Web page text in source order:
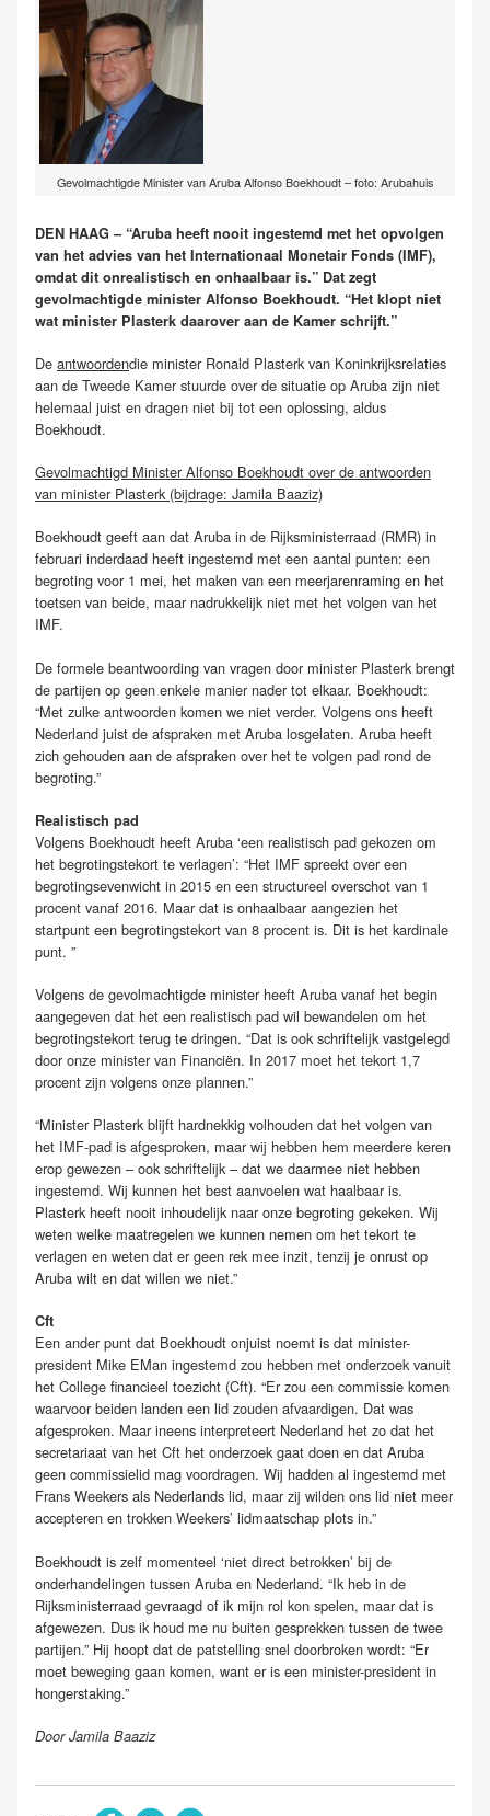
Gevolmachtigde Minister van Aruba Alfonso Boekhoudt – foto: Arubahuis
DEN HAAG – “Aruba heeft nooit ingestemd met het opvolgen
van het advies van het Internationaal Monetair Fonds (IMF),
omdat dit onrealistisch en onhaalbaar is.” Dat zegt
gevolmachtigde minister Alfonso Boekhoudt. “Het klopt niet
wat minister Plasterk daarover aan de Kamer schrijft.”
De antwoordendie minister Ronald Plasterk van Koninkrijksrelaties
aan de Tweede Kamer stuurde over de situatie op Aruba zijn niet
helemaal juist en dragen niet bij tot een oplossing, aldus
Boekhoudt.
Gevolmachtigd Minister Alfonso Boekhoudt over de antwoorden
van minister Plasterk (bijdrage: Jamila Baaziz)
Boekhoudt geeft aan dat Aruba in de Rijksministerraad (RMR) in
februari inderdaad heeft ingestemd met een aantal punten: een
begroting voor 1 mei, het maken van een meerjarenraming en het
toetsen van beide, maar nadrukkelijk niet met het volgen van het
IMF.
De formele beantwoording van vragen door minister Plasterk brengt
de partijen op geen enkele manier nader tot elkaar. Boekhoudt:
“Met zulke antwoorden komen we niet verder. Volgens ons heeft
Nederland juist de afspraken met Aruba losgelaten. Aruba heeft
zich gehouden aan de afspraken over het te volgen pad rond de
begroting.”
Realistisch pad
Volgens Boekhoudt heeft Aruba ‘een realistisch pad gekozen om
het begrotingstekort te verlagen’: “Het IMF spreekt over een
begrotingsevenwicht in 2015 en een structureel overschot van 1
procent vanaf 2016. Maar dat is onhaalbaar aangezien het
startpunt een begrotingstekort van 8 procent is. Dit is het kardinale
punt. ”
Volgens de gevolmachtigde minister heeft Aruba vanaf het begin
aangegeven dat het een realistisch pad wil bewandelen om het
begrotingstekort terug te dringen. “Dat is ook schriftelijk vastgelegd
door onze minister van Financiën. In 2017 moet het tekort 1,7
procent zijn volgens onze plannen.”
“Minister Plasterk blijft hardnekkig volhouden dat het volgen van
het IMF-pad is afgesproken, maar wij hebben hem meerdere keren
erop gewezen – ook schriftelijk – dat we daarmee niet hebben
ingestemd. Wij kunnen het best aanvoelen wat haalbaar is.
Plasterk heeft nooit inhoudelijk naar onze begroting gekeken. Wij
weten welke maatregelen we kunnen nemen om het tekort te
verlagen en weten dat er geen rek mee inzit, tenzij je onrust op
Aruba wilt en dat willen we niet.”
Cft
Een ander punt dat Boekhoudt onjuist noemt is dat minister-
president Mike EMan ingestemd zou hebben met onderzoek vanuit
het College financieel toezicht (Cft). “Er zou een commissie komen
waarvoor beiden landen een lid zouden afvaardigen. Dat was
afgesproken. Maar ineens interpreteert Nederland het zo dat het
secretariaat van het Cft het onderzoek gaat doen en dat Aruba
geen commissielid mag voordragen. Wij hadden al ingestemd met
Frans Weekers als Nederlands lid, maar zij wilden ons lid niet meer
accepteren en trokken Weekers’ lidmaatschap plots in.”
Boekhoudt is zelf momenteel ‘niet direct betrokken’ bij de
onderhandelingen tussen Aruba en Nederland. “Ik heb in de
Rijksministerraad gevraagd of ik mijn rol kon spelen, maar dat is
afgewezen. Dus ik houd me nu buiten gesprekken tussen de twee
partijen.” Hij hoopt dat de patstelling snel doorbroken wordt: “Er
moet beweging gaan komen, want er is een minister-president in
hongerstaking.”
Door Jamila Baaziz